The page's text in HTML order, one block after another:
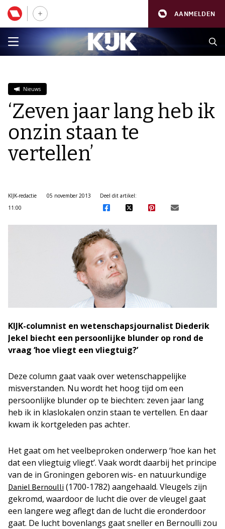
AANMELDEN
Nieuws
‘Zeven jaar lang heb ik
onzin staan te
vertellen’
KIJK-redactie
05 november 2013
11:00
Deel dit artikel:
KIJK-columnist en wetenschapsjournalist Diederik
Jekel biecht een persoonlijke blunder op rond de
vraag ‘hoe vliegt een vliegtuig?’
Deze column gaat vaak over wetenschappelijke
misverstanden. Nu wordt het hoog tijd om een
persoonlijke blunder op te biechten: zeven jaar lang
heb ik in klaslokalen onzin staan te vertellen. En daar
kwam ik kortgeleden pas achter.
Het gaat om het veelbeproken onderwerp ‘hoe kan het
dat een vliegtuig vliegt’. Vaak wordt daarbij het principe
van de in Groningen geboren wis- en natuurkundige
Daniel Bernoulli (1700-1782) aangehaald. Vleugels zijn
gekromd, waardoor de lucht die over de vleugel gaat
een langere weg aflegt dan de lucht die eronderdoor
gaat. De lucht bovenlangs gaat sneller en Bernoulli zou